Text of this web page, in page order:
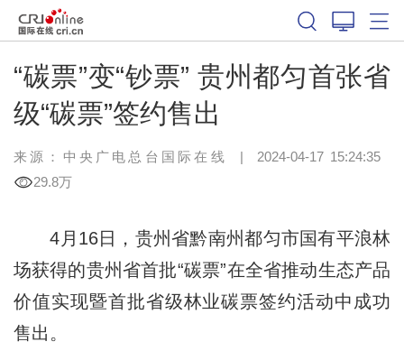
“碳票”变“钞票” 贵州都匀首张省
级“碳票”签约售出
来源：中央广电总台国际在线 | 2024-04-17 15:24:35
29.8万
4月16日，贵州省黔南州都匀市国有平浪林
场获得的贵州省首批“碳票”在全省推动生态产品
价值实现暨首批省级林业碳票签约活动中成功
售出。